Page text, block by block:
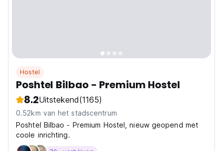
Hostel
Poshtel Bilbao - Premium Hostel
8.2Uitstekend(1165)
0.52km van het stadscentrum
Poshtel Bilbao - Premium Hostel, nieuw geopend met
coole inrichting.